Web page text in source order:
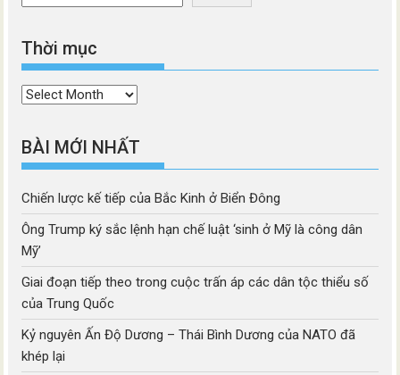
Thời mục
Thời
BÀI MỚI NHẤT
Chiến lược kế tiếp của Bắc Kinh ở Biển Đông
Ông Trump ký sắc lệnh hạn chế luật ‘sinh ở Mỹ là công dân
Mỹ’
Giai đoạn tiếp theo trong cuộc trấn áp các dân tộc thiểu số
của Trung Quốc
Kỷ nguyên Ấn Độ Dương – Thái Bình Dương của NATO đã
khép lại